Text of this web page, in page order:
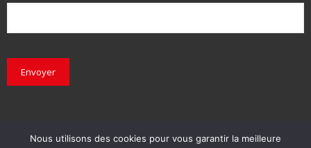
Envoyer
Nous utilisons des cookies pour vous garantir la meilleure